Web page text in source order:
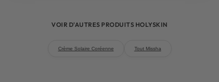
VOIR D'AUTRES PRODUITS HOLYSKIN
Crème Solaire Coréenne Tout Missha